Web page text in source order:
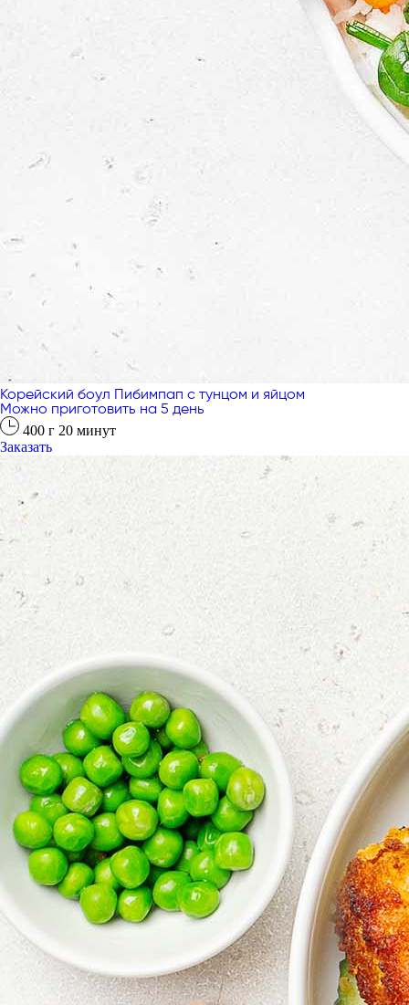
Корейский боул Пибимпап с тунцом и яйцом
Можно приготовить на 5 день
400 г 20 минут
Заказать